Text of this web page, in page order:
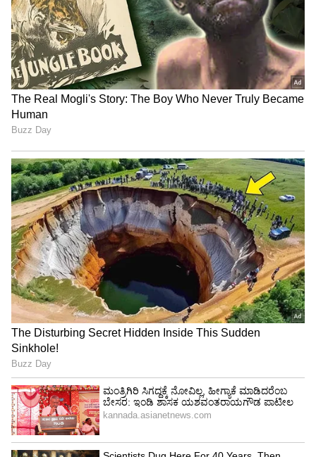
Image Credit :Our Own
ಆಗಿನ ಕಾಲದ ಸ್ಟಾರ್ ಹೀರೋ
ಆ ಕಾಲದಲ್ಲಿ ನಟ ಪ್ರಭು ಜೊತೆ ಖುಷ್ಬೂ ಹೆಸರು ಬಲವಾಗಿ
ಕೇಳಿಬಂದಿತ್ತು. ಪ್ರಭು ಕೂಡ ಆಗಿನ ಕಾಲದ ಸ್ಟಾರ್ ಹೀರೋ.
ಇವರಿಬ್ಬರ ಜೋಡಿ ಹಿಟ್ ಆಗಿತ್ತು. ಹೀಗಾಗಿ ಇಬ್ಬರೂ ಪ್ರೀತಿಸಿ
ಮದುವೆಯಾಗಿದ್ದಾರೆ, ನಂತರ ವಿಚ್ಛೇದನ ಪಡೆದಿದ್ದಾರೆ ಎಂಬ
ವದಂತಿಗಳು ಹಬ್ಬಿದ್ದವು. ಇತ್ತೀಚೆಗೆ 'ಸುಮನ್ ಟಿವಿ'ಯ
ರೋಶನ್ ಸಂದರ್ಶನದಲ್ಲಿ ಈ ಬಗ್ಗೆ ಕೇಳಿದಾಗ ಖುಷ್ಬೂ
ಪ್ರತಿಕ್ರಿಯಿಸಿದ್ದಾರೆ.